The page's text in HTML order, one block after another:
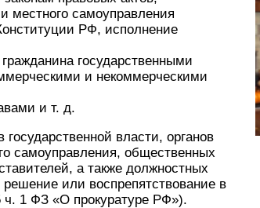
местного самоуправления
РФ, исполнение
государственными
и некоммерческими
и т. д.
власти, органов
самоуправления, общественных
а также должностных
или воспрепятствование в
ч. 1 ФЗ «О прокуратуре РФ»).